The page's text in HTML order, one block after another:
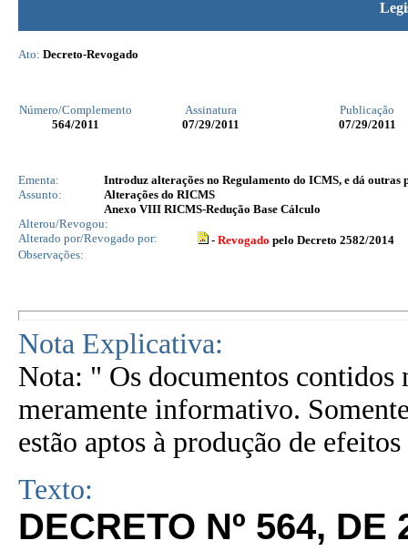
Ato: Decreto-Revogado
Número/Complemento Assinatura
Publicação
564/2011 07/29/2011 07/29/2011
Ementa:
Introduz alterações no Regulamento do ICMS, e dá outras
Assunto:
Alterações do RICMS
Anexo VIII RICMS-Redução Base Cálculo
Alterou/Revogou:
Alterado por/Revogado por:
- Revogado pelo Decreto 2582/2014
Observações:
Nota Explicativa:
Nota: " Os documentos contidos
meramente informativo.
estão aptos à produção de
Texto:
DECRETO Nº 564,